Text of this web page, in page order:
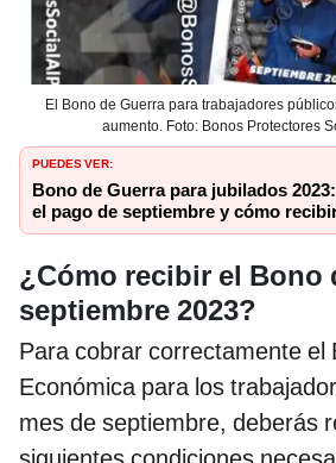
El Bono de Guerra para trabajadores
aumento. Foto: Bonos Protectores
PUEDES VER:
Bono de Guerra para jubilados
el pago de septiembre y cómo
¿Cómo recibir el Bono
septiembre 2023?
Para cobrar correctamente el
Económica para los
mes de septiembre, deberás